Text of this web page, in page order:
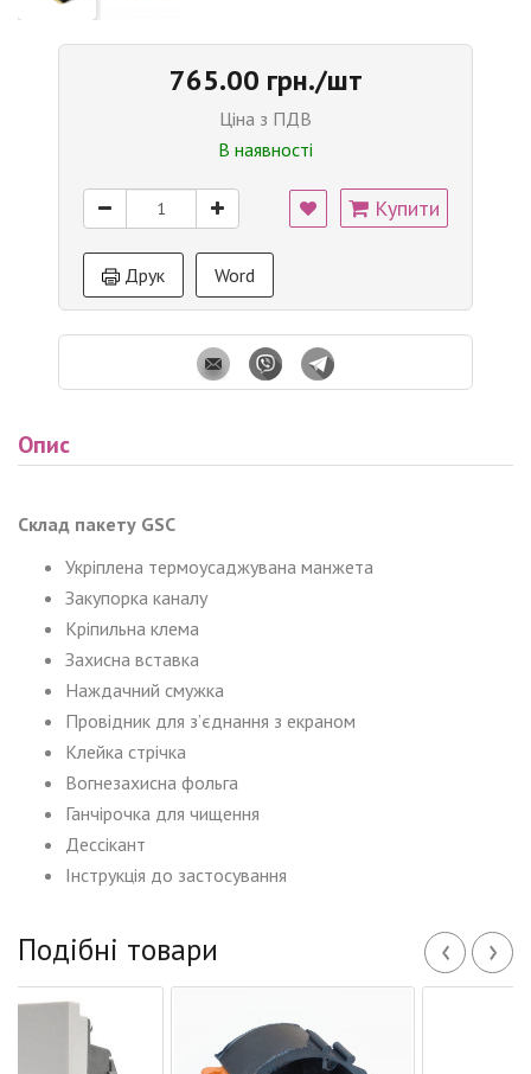
765.00 грн./шт
Ціна з ПДВ
В наявності
Купити
Друк Word
Опис
Склад пакету GSC
Укріплена термоусаджувана манжета
Закупорка каналу
Кріпильна клема
Захисна вставка
Наждачний смужка
Провідник для з’єднання з екраном
Клейка стрічка
Вогнезахисна фольга
Ганчірочка для чищення
Дессікант
Інструкція до застосування
Подібні товари ‹ ›